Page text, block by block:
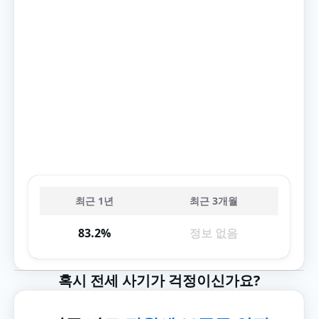
최근 1년 최근 3개월
83.2% 정보 없음
혹시 전세 사기가 걱정이신가요?